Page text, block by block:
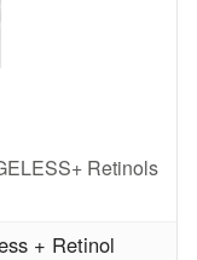
Retinols
+ Retinol